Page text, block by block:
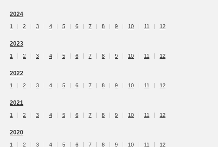
2024
1 2 3 4 5 6 7 8 9 10 11 12
2023
1 2 3 4 5 6 7 8 9 10 11 12
2022
1 2 3 4 5 6 7 8 9 10 11 12
2021
1 2 3 4 5 6 7 8 9 10 11 12
2020
1 2 3 4 5 6 7 8 9 10 11 12